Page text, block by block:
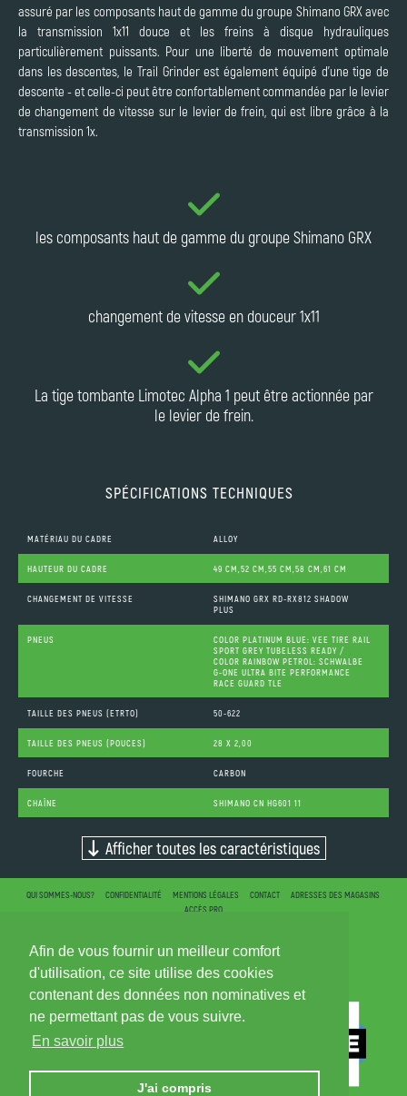
Afin de vous fournir un meilleur comfort
d'utilisation, ce site utilise des cookies
contenant des données non nominatives et
ne permettant pas de vous suivre.
En savoir plus
J'ai compris
assuré par les composants haut de gamme du groupe Shimano GRX avec
la transmission 1x11 douce et les freins à disque hydrauliques
particulièrement puissants. Pour une liberté de mouvement optimale
dans les descentes, le Trail Grinder est également équipé d'une tige de
descente - et celle-ci peut être confortablement commandée par le levier
de changement de vitesse sur le levier de frein, qui est libre grâce à la
transmission 1x.
les composants haut de gamme du groupe Shimano GRX
changement de vitesse en douceur 1x11
La tige tombante Limotec Alpha 1 peut être actionnée par
le levier de frein.
SPÉCIFICATIONS TECHNIQUES
MATÉRIAU DU CADRE ALLOY
HAUTEUR DU CADRE 49 CM,52 CM,55 CM,58 CM,61 CM
CHANGEMENT DE VITESSE
SHIMANO GRX RD-RX812 SHADOW
PLUS
PNEUS
COLOR PLATINUM BLUE: VEE TIRE RAIL
SPORT GREY TUBELESS READY /
COLOR RAINBOW PETROL: SCHWALBE
G-ONE ULTRA BITE PERFORMANCE
RACE GUARD TLE
TAILLE DES PNEUS (ETRTO) 50-622
TAILLE DES PNEUS (POUCES) 28 X 2,00
FOURCHE CARBON
CHAÎNE SHIMANO CN HG601 11
Afficher toutes les caractéristiques
QUI SOMMES-NOUS? CONFIDENTIALITÉ MENTIONS LÉGALES CONTACT
ADRESSES DES MAGASINS
ACCÈS PRO